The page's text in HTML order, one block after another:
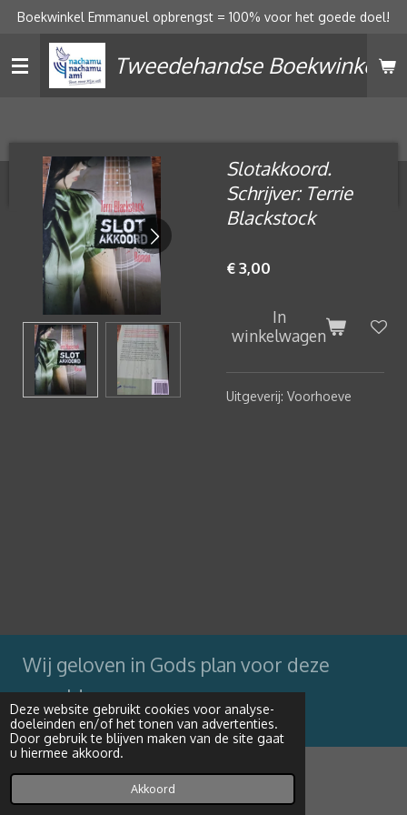
Deze website gebruikt cookies voor analyse-
doeleinden en/of het tonen van advertenties.
Door gebruik te blijven maken van de site gaat
u hiermee akkoord.
Akkoord
Ga
naar
hoofdinhoud
Tweedehandse Boekwinkel
Boekwinkel Emmanuel opbrengst = 100% voor het goede doel!
Slotakkoord.
Schrijver: Terrie
Blackstock
€ 3,00
In
winkelwagen
Uitgeverij: Voorhoeve
Wij geloven in Gods plan voor deze
wereld
Powered byJouwWeb